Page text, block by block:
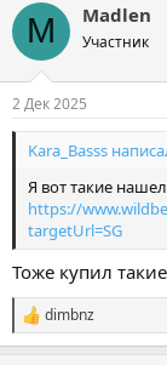
M Madlen
Участник
2 Дек 2025
Kara_Basss
Я вот такие нашел
https://
targetUrl=SG
Тоже купил
С
и
dimbnz